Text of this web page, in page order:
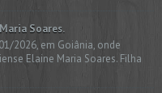
Soares.
2026, em Goiânia, onde
Elaine Maria Soares. Filha